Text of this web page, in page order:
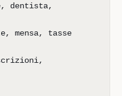
dentista,
mensa, tasse